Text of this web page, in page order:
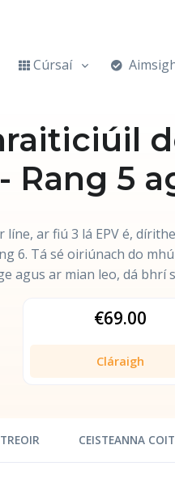
Cúrsaí
Rang 5
líne, ar fiú 3 lá EPV é,
6. Tá sé oiriúnach do
agus ar mian leo, dá bhrí
€69.00
Cláraigh
TREOIR CEISTEANNA